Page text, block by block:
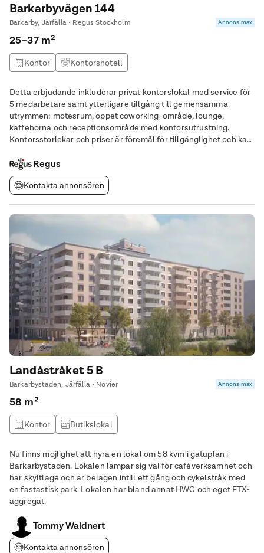
Barkarbyvägen 144
Barkarby, Järfälla • Regus Stockholm Annons max
25–37 m²
Kontor Kontorshotell
Detta erbjudande inkluderar privat kontorslokal med service för
5 medarbetare samt ytterligare tillgång till gemensamma
utrymmen: mötesrum, öppet coworking-område, lounge,
kaffehörna och receptionsområde med kontorsutrustning.
Kontorsstorlekar och priser är föremål för tillgänglighet och kan
utformats för att hjälpa team med fem
Regus
Kontakta annonsören
Landåstråket 5 B
Barkarbystaden, Järfälla • Novier Annons max
58 m²
Kontor Butikslokal
Nu finns möjlighet att hyra en lokal om 58 kvm i gatuplan i
Barkarbystaden. Lokalen lämpar sig väl för caféverksamhet och
har skyltläge och är belägen intill ett gång och cykelstråk med
en fastastisk park. Lokalen har bland annat HWC och eget FTX-
aggregat.
Tommy Waldnert
Kontakta annonsören